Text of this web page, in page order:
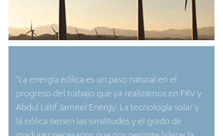
"La energía eólica es un paso natural en el
progreso del trabajo que ya realizamos en FRV y
Abdul Latif Jameel Energy. La tecnología solar y
la eólica tienen las similitudes y el grado de